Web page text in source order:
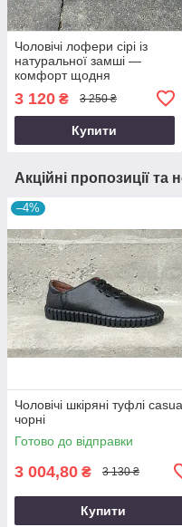
Чоловічі лофери сірі із
натуральної замші —
комфорт щодня
3 120 ₴ 3 250 ₴
Купити
Акційні пропозиції та
–4%
Чоловічі шкіряні туфлі
чорні
Готово до відправки
3 004,80 ₴ 3 130 ₴
Купити